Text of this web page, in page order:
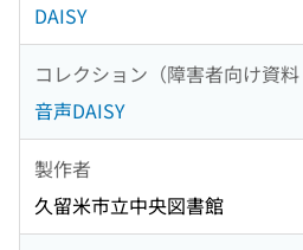
DAISY
コレクション（障害者向け資料
音声DAISY
製作者
久留米市立中央図書館